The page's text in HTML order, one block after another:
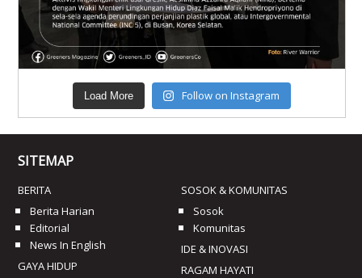
Load More Follow on Instagram
SITEMAP
BERITA
Berita Harian
Editorial
News In English
GAYA HIDUP
SOSOK & KOMUNITAS
Sosok
Komunitas
IDE & INOVASI
RAGAM HAYATI